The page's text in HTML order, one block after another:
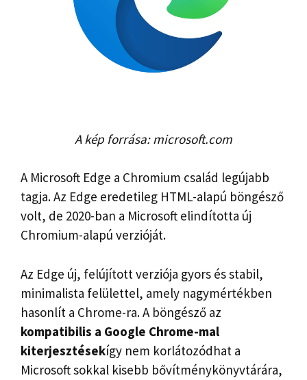
A kép forrása: microsoft.com
A Microsoft Edge a Chromium család legújabb
tagja. Az Edge eredetileg HTML-alapú böngésző
volt, de 2020-ban a Microsoft elindította új
Chromium-alapú verzióját.
Az Edge új, felújított verziója gyors és stabil,
minimalista felülettel, amely nagymértékben
hasonlít a Chrome-ra. A böngésző az
kompatibilis a Google Chrome-mal
kiterjesztésekígy nem korlátozódhat a
Microsoft sokkal kisebb bővítménykönyvtárára,